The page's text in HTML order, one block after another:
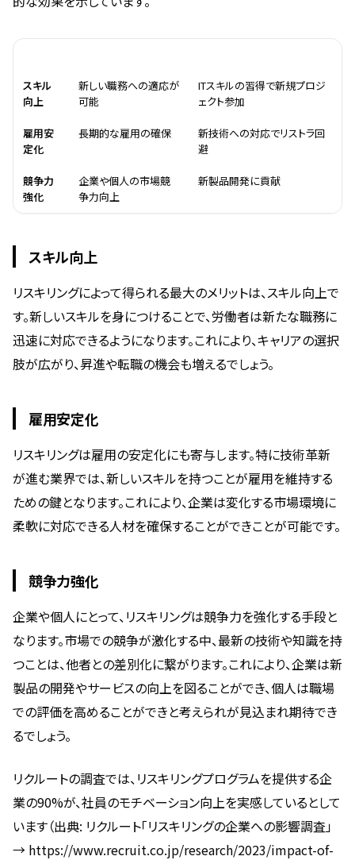
スキル
向上
新しい職務への適応が
可能
ITスキルの習得で新規プロジ
ェクト参加
雇用安
定化
長期的な雇用の確保
新技術への対応でリストラ回
避
競争力
強化
企業や個人の市場競
争力向上
新製品開発に貢献
スキル向上
リスキリングによって得られる最大のメリットは、スキル向上で
す。新しいスキルを身につけることで、労働者は新たな職務に
迅速に対応できるようになります。これにより、キャリアの選択
肢が広がり、昇進や転職の機会も増えるでしょう。
雇用安定化
リスキリングは雇用の安定化にも寄与します。特に技術革新
が進む業界では、新しいスキルを持つことが雇用を維持する
ための鍵となります。これにより、企業は変化する市場環境に
柔軟に対応できる人材を確保することができことが可能です。
競争力強化
企業や個人にとって、リスキリングは競争力を強化する手段と
なります。市場での競争が激化する中、最新の技術や知識を持
つことは、他者との差別化に繋がります。これにより、企業は新
製品の開発やサービスの向上を図ることができ、個人は職場
での評価を高めることができと考えられが見込まれ期待でき
るでしょう。
リクルートの調査では、リスキリングプログラムを提供する企
業の90%が、社員のモチベーション向上を実感しているとして
います（出典: リクルート「リスキリングの企業への影響調査」
→ https://www.recruit.co.jp/research/2023/impact-of-